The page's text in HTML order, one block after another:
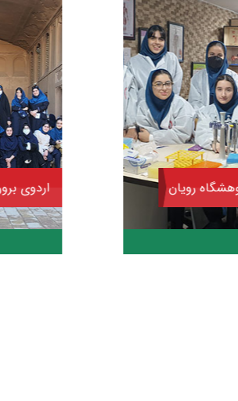
اردوی برون استانی شهر یزد